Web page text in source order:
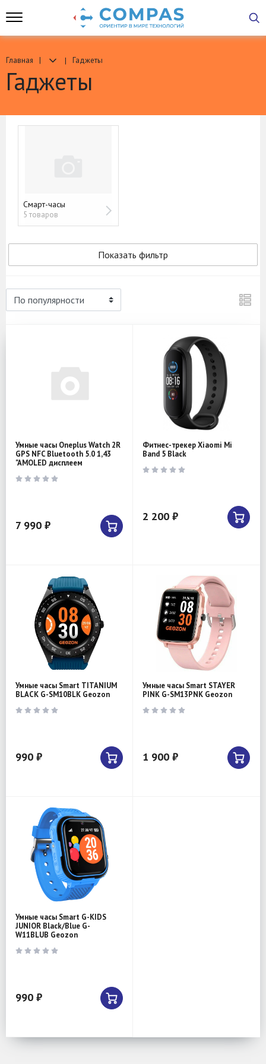
Главная Гаджеты
Гаджеты
Смарт-часы
5 товаров
Показать фильтр
Умные часы Oneplus Watch 2R
GPS NFC Bluetooth 5.0 1,43
"AMOLED дисплеем
7 990 ₽
Фитнес-трекер Xiaomi Mi
Band 5 Black
2 200 ₽
Умные часы Smart TITANIUM
BLACK G-SM10BLK Geozon
990 ₽
Умные часы Smart STAYER
PINK G-SM13PNK Geozon
1 900 ₽
Умные часы Smart G-KIDS
JUNIOR Black/Blue G-
W11BLUB Geozon
990 ₽